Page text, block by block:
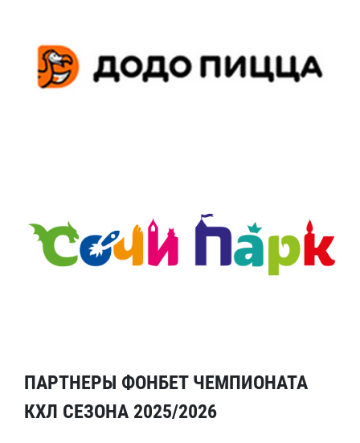
ПАРТНЕРЫ ФОНБЕТ ЧЕМПИОНАТА
КХЛ СЕЗОНА 2025/2026